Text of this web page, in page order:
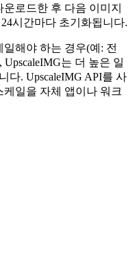
로드한 후 다음 이미지
시간마다 초기화됩니다.
해야 하는 경우(예: 전
는 더 높은 일
다. UpscaleIMG API를 사
일을 자체 앱이나 워크